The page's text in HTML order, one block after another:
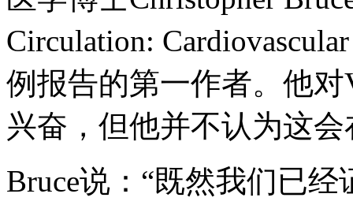
Circulation:
例报告的第一作者。他
兴奋，但他并不认为这
Bruce说：“既然我们已